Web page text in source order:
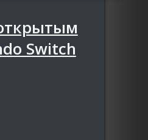
Switch